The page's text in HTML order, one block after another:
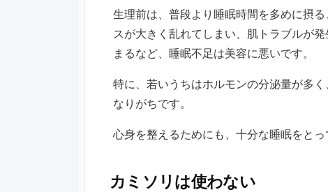
生理前は、普段より睡眠時間を多めに摂
スが大きく乱れてしまい、肌トラブルが
まるなど、睡眠不足は美容に悪いです。
特に、若いうちはホルモンの分泌量が多
なりがちです。
心身を整えるためにも、十分な睡眠をとっ
カミソリは使わない